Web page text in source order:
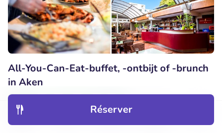
Réserver
All-You-Can-Eat-buffet, -ontbijt of -brunch
in Aken